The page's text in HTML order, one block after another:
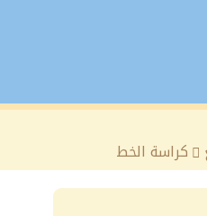
> كراسة الخط